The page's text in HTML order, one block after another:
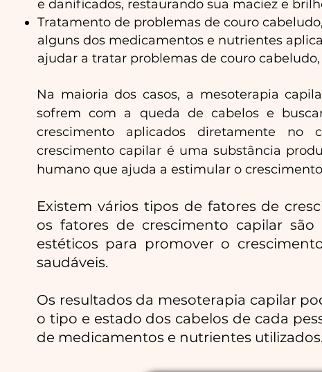
e danificados, restaurando sua maciez e
Tratamento de problemas de couro
alguns dos medicamentos e nutrientes
ajudar a tratar problemas de couro
Na maioria dos casos, a mesoterapia
sofrem com a queda de cabelos e
crescimento aplicados diretamente no
crescimento capilar é uma substância
humano que ajuda a estimular o
Existem vários tipos de fatores de
os fatores de crescimento capilar
estéticos para promover o
saudáveis.
Os resultados da mesoterapia capilar
o tipo e estado dos cabelos de cada
de medicamentos e nutrientes utilizados.